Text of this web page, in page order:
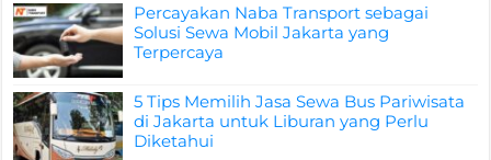
Percayakan Naba Transport sebagai
Solusi Sewa Mobil Jakarta yang
Terpercaya
5 Tips Memilih Jasa Sewa Bus Pariwisata
di Jakarta untuk Liburan yang Perlu
Diketahui